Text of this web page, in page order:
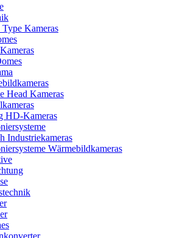
Kameras
Head Kameras
HD-Kameras
Industriekameras
Wärmebildkameras